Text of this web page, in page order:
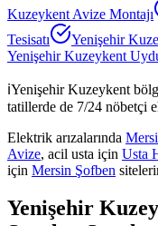
Kuzeykent Avize Montajı
Tesisatı
Yenişehir
Yenişehir Kuzeykent
ℹ️Yenişehir Kuzeykent
tatillerde de 7/24 nöbetçi
Elektrik arızalarında
Avize, acil usta için Usta
için Mersin Şofben
Yenişehir